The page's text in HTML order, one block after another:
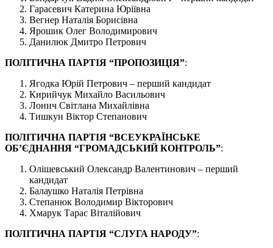
Гарасевич Катерина Юріївна
Вегнер Наталія Борисівна
Ярошик Олег Володимирович
Данилюк Дмитро Петрович
ПОЛІТИЧНА ПАРТІЯ “ПРОПОЗИЦІЯ”:
Ягодка Юрій Петрович – перший кандидат
Кирийчук Михайло Васильович
Лонич Світлана Михайлівна
Тишкун Віктор Степанович
ПОЛІТИЧНА ПАРТІЯ “ВСЕУКРАЇНСЬКЕ
ОБ’ЄДНАННЯ “ГРОМАДСЬКИЙ КОНТРОЛЬ”:
Олішевський Олександр Валентинович – перший
кандидат
Балаушко Наталія Петрівна
Степанюк Володимир Вікторович
Хмарук Тарас Віталійович
ПОЛІТИЧНА ПАРТІЯ “СЛУГА НАРОДУ”: